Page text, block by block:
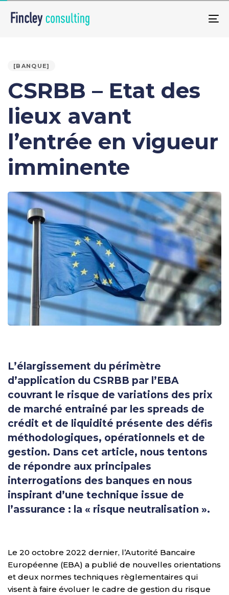
links
content
[BANQUE]
CSRBB – Etat des
lieux avant
l’entrée en vigueur
imminente
L’élargissement du périmètre
d’application du CSRBB par l’EBA
couvrant le risque de variations des prix
de marché entrainé par les spreads de
crédit et de liquidité présente des défis
méthodologiques, opérationnels et de
gestion. Dans cet article, nous tentons
de répondre aux principales
interrogations des banques en nous
inspirant d’une technique issue de
l’assurance : la « risque neutralisation ».
Le 20 octobre 2022 dernier, l’Autorité Bancaire
Européenne (EBA) a publié de nouvelles orientations
et deux normes techniques règlementaires qui
visent à faire évoluer le cadre de gestion du risque